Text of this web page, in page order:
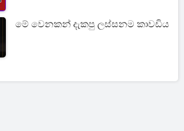
මේ වෙනකන් දැකපු ලස්සනම කාවඩිය